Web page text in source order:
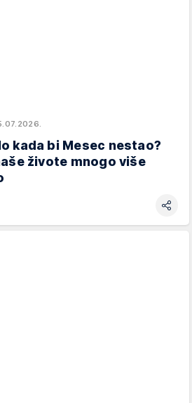
kada bi Mesec nestao?
živote mnogo više